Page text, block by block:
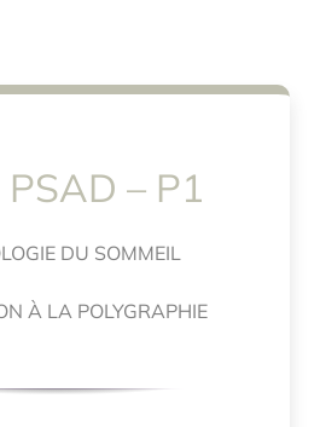
PSAD – P1
DU SOMMEIL
À LA POLYGRAPHIE